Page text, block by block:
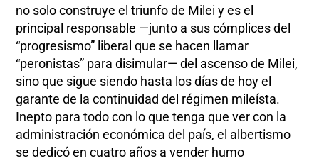
no solo construye el triunfo de Milei y es el
principal responsable —junto a sus cómplices del
“progresismo” liberal que se hacen llamar
“peronistas” para disimular— del ascenso de Milei,
sino que sigue siendo hasta los días de hoy el
garante de la continuidad del régimen mileísta.
Inepto para todo con lo que tenga que ver con la
administración económica del país, el albertismo
se dedicó en cuatro años a vender humo